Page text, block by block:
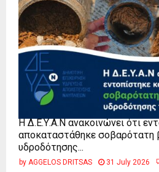
Η Δ.Ε.Υ.Α.Ν ανακοινώνει ότι
αποκαταστάθηκε σοβαρότατη
υδροδότησης...
by AGGELOS DRITSAS 31 July 2026